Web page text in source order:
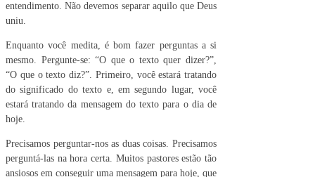
entendimento. Não devemos separar aquilo que Deus
uniu.
Enquanto você medita, é bom fazer perguntas a si
mesmo. Pergunte-se: “O que o texto quer dizer?”,
“O que o texto diz?”. Primeiro, você estará tratando
do significado do texto e, em segundo lugar, você
estará tratando da mensagem do texto para o dia de
hoje.
Precisamos perguntar-nos as duas coisas. Precisamos
perguntá-las na hora certa. Muitos pastores estão tão
ansiosos em conseguir uma mensagem para hoje, que